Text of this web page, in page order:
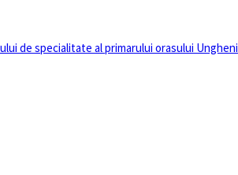
de specialitate al primarului orasului Ungheni